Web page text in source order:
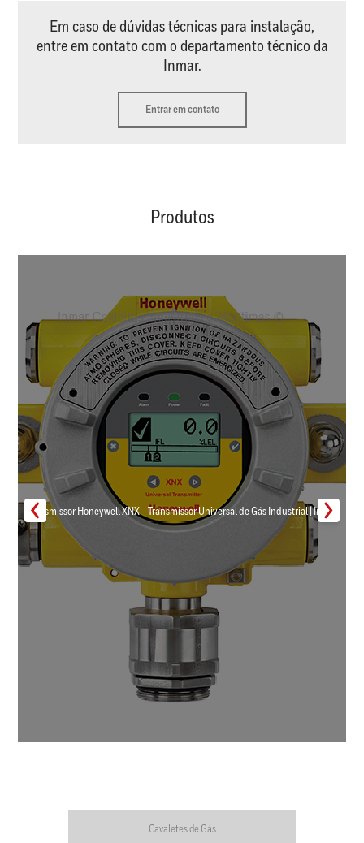
Em caso de dúvidas técnicas para instalação,
entre em contato com o departamento técnico da
Inmar.
Entrar em contato
Produtos
Transmissor Honeywell XNX – Transmissor Universal de Gás Industrial | Inmar
Cavaletes de Gás